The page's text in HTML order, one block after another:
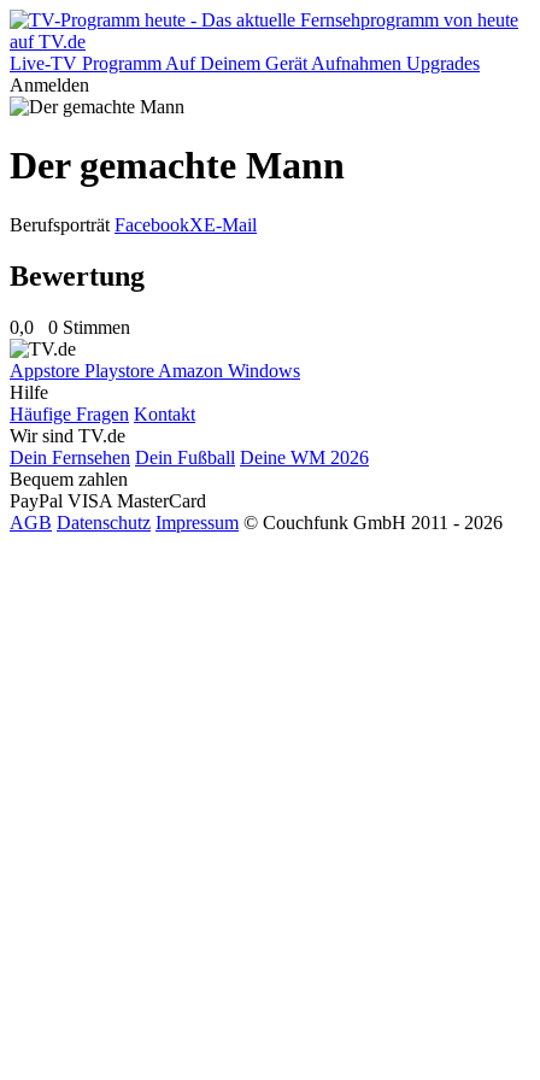
Live-TV Programm Auf Deinem Gerät Aufnahmen Upgrades
Anmelden
Der gemachte Mann
Berufsporträt FacebookXE-Mail
Bewertung
0,0 0 Stimmen
Appstore Playstore Amazon Windows
Hilfe
Häufige Fragen Kontakt
Wir sind TV.de
Dein Fernsehen Dein Fußball Deine WM 2026
Bequem zahlen
PayPal VISA MasterCard
AGB Datenschutz Impressum © Couchfunk GmbH 2011 - 2026